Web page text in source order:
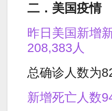
二．美国疫情
昨日美国新增
208,383人
总确诊人数为
新增死亡人数